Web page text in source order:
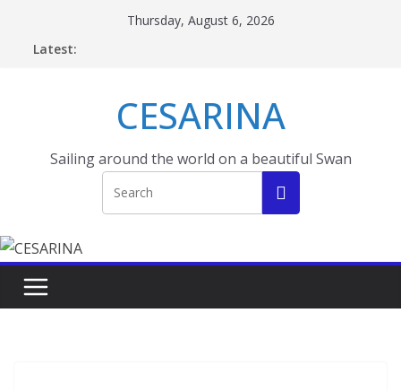
Thursday, August 6, 2026
Latest:
CESARINA
Sailing around the world on a beautiful Swan